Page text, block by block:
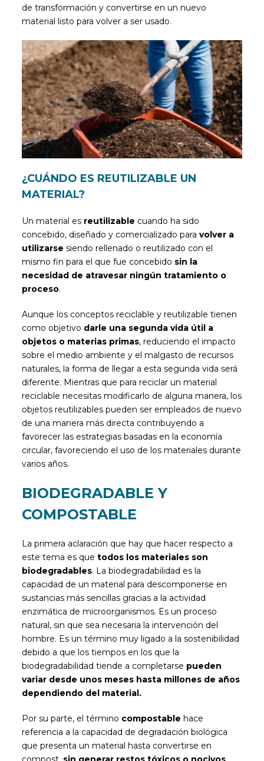
de transformación y convertirse en un nuevo
material listo para volver a ser usado.
¿CUÁNDO ES REUTILIZABLE UN
MATERIAL?
Un material es reutilizable cuando ha sido
concebido, diseñado y comercializado paravolver a
utilizarse siendo rellenado o reutilizado con el
mismo fin para el que fue concebido sin la
necesidad de atravesar ningún tratamiento o
proceso.
Aunque los conceptos reciclable y reutilizable tienen
como objetivo darle una segunda vida útil a
objetos o materias primas, reduciendo el impacto
sobre el medio ambiente y el malgasto de recursos
naturales, la forma de llegar a esta segunda vida será
diferente. Mientras que para reciclar un material
reciclable necesitas modificarlo de alguna manera, los
objetos reutilizables pueden ser empleados de nuevo
de una manera más directa contribuyendo a
favorecer las estrategias basadas en la economía
circular, favoreciendo el uso de los materiales durante
varios años.
BIODEGRADABLE Y
COMPOSTABLE
La primera aclaración que hay que hacer respecto a
este tema es quetodos los materiales son
biodegradables. La biodegradabilidad es la
capacidad de un material para descomponerse en
sustancias más sencillas gracias a la actividad
enzimática de microorganismos. Es un proceso
natural, sin que sea necesaria la intervención del
hombre. Es un término muy ligado a la sostenibilidad
debido a que los tiempos en los que la
biodegradabilidad tiende a completarse pueden
variar desde unos meses hasta millones de años
dependiendo del material.
Por su parte, el término compostable hace
referencia a la capacidad de degradación biológica
que presenta un material hasta convertirse en